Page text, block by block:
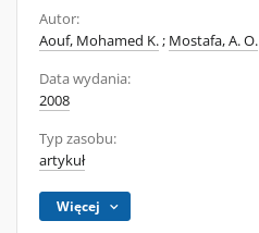
Autor:
Aouf, Mohamed K.; Mostafa, A. O.
Data wydania:
2008
Typ zasobu:
artykuł
Więcej